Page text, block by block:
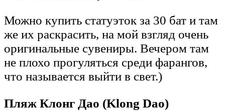
Можно купить статуэток за 30 бат и там
же их раскрасить, на мой взгляд очень
оригинальные сувениры. Вечером там
не плохо прогуляться среди фарангов,
что называется выйти в свет.)
Пляж Клонг Дао (Klong Dao)